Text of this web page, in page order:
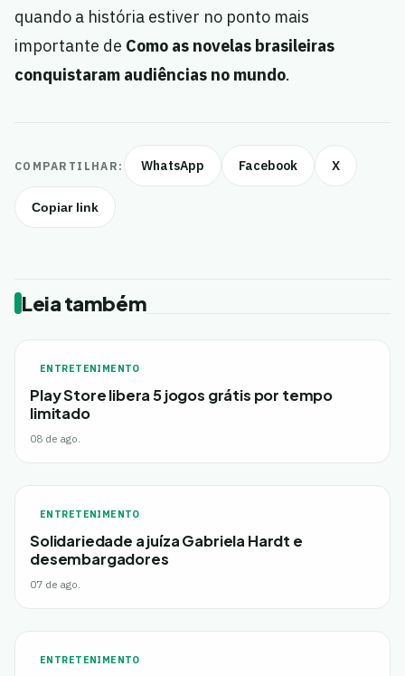
quando a história estiver no ponto mais
importante de Como as novelas brasileiras
conquistaram audiências no mundo.
COMPARTILHAR: WhatsApp Facebook X
Copiar link
Leia também
ENTRETENIMENTO
Play Store libera 5 jogos grátis por tempo
limitado
08 de ago.
ENTRETENIMENTO
Solidariedade a juíza Gabriela Hardt e
desembargadores
07 de ago.
ENTRETENIMENTO